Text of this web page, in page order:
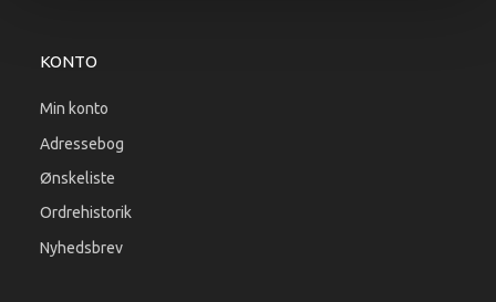
KONTO
Min konto
Adressebog
Ønskeliste
Ordrehistorik
Nyhedsbrev